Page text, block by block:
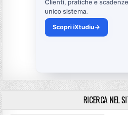
Clienti, pratiche e
unico sistema.
Scopri iXtudiu→
RICERCA NEL